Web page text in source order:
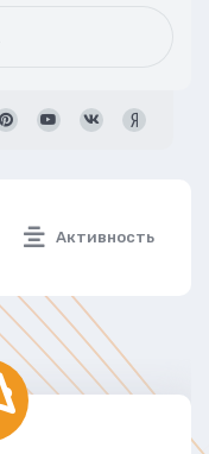
Активность